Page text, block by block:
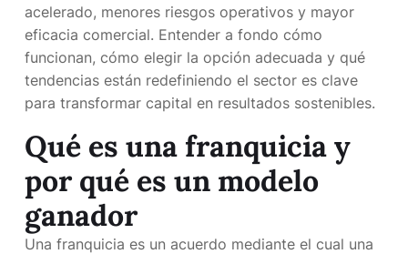
acelerado, menores riesgos operativos y mayor
eficacia comercial. Entender a fondo cómo
funcionan, cómo elegir la opción adecuada y qué
tendencias están redefiniendo el sector es clave
para transformar capital en resultados sostenibles.
Qué es una franquicia y
por qué es un modelo
ganador
Una franquicia es un acuerdo mediante el cual una